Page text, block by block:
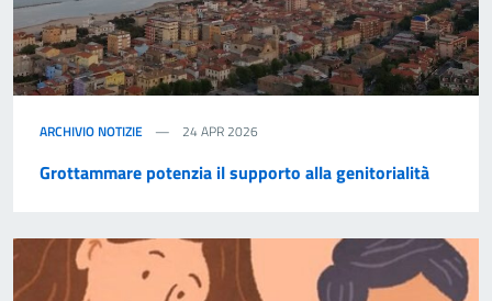
ARCHIVIO NOTIZIE 24 APR 2026
Grottammare potenzia il supporto alla genitorialità